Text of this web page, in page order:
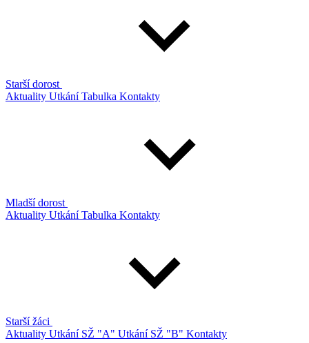
Starší dorost
Aktuality UtkáníTabulka Kontakty
Mladší dorost
Aktuality UtkáníTabulka Kontakty
Starší žáci
Aktuality Utkání SŽ "A" Utkání SŽ "B" Kontakty